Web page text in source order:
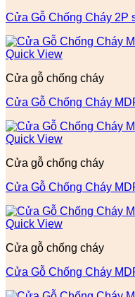
Cửa Gỗ Chống Cháy 2P
Quick View
Cửa gỗ chống cháy
Cửa Gỗ Chống Cháy
Quick View
Cửa gỗ chống cháy
Cửa Gỗ Chống Cháy
Quick View
Cửa gỗ chống cháy
Cửa Gỗ Chống Cháy